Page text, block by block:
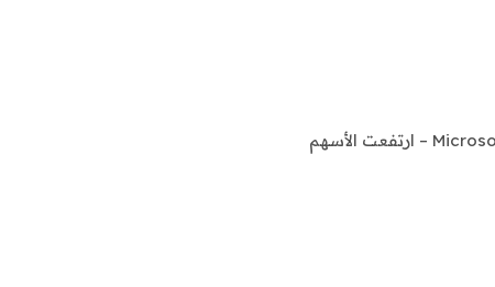
تحقق من الشركات التي تتصدر عناوين الأخبار قبل الجرس: Microsoft – ارتفعت الأسهم